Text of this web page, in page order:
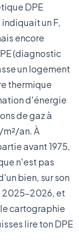
DPE
un F,
encore
(diagnostic
un logement
thermique
d'énergie
de gaz à
m²/an. À
avant 1975,
n'est pas
bien, sur son
2025-2026, et
cartographie
lire ton DPE